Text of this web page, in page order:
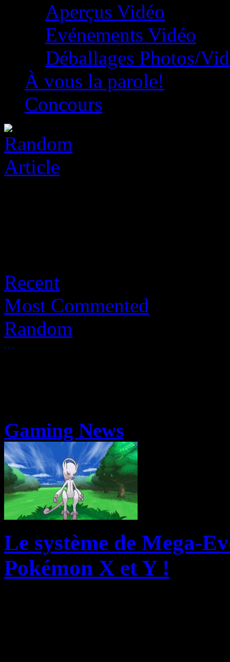
Aperçus Vidéo
Evénements Vidéo
Déballages Photos/
À vous la parole!
Concours
Recent
Most Commented
Random
Gaming News
Le système de Mega-
Pokémon X et Y !